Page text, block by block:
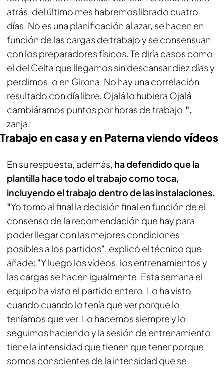
atrás, del último mes habremos librado cuatro
días. No es una planificación al azar, se hacen en
función de las cargas de trabajo y se consensuan
con los preparadores físicos. Te diría casos como
el del Celta que llegamos sin descansar diez días y
perdimos, o en Girona. No hay una correlación
resultado con día libre. Ojalá lo hubiera Ojalá
cambiáramos puntos por horas de trabajo.",
zanja.
Trabajo en casa y en Paterna viendo vídeos
En su respuesta, además, ha defendido que la
plantilla hace todo el trabajo como toca,
incluyendo el trabajo dentro de las instalaciones.
"Yo tomo al final la decisión final en función de el
consenso de la recomendación que hay para
poder llegar con las mejores condiciones
posibles a los partidos", explicó el técnico que
añade: "Y luego los vídeos, los entrenamientos y
las cargas se hacen igualmente. Esta semana el
equipo ha visto el partido entero. Lo ha visto
cuando cuando lo tenía que ver porque lo
teníamos que ver. Lo hacemos siempre y lo
seguimos haciendo y la sesión de entrenamiento
tiene la intensidad que tienen que tener porque
somos conscientes de la intensidad que se